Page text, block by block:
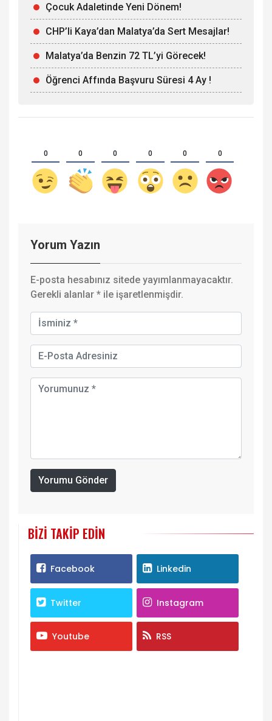
Çocuk Adaletinde Yeni Dönem!
CHP’li Kaya’dan Malatya’da Sert Mesajlar!
Malatya’da Benzin 72 TL’yi Görecek!
Öğrenci Affında Başvuru Süresi 4 Ay !
0 0 0 0 0 0
Yorum Yazın
E-posta hesabınız sitede yayımlanmayacaktır.
Gerekli alanlar * ile işaretlenmişdir.
Yorumu Gönder
BIZI TAKIP EDIN
Facebook Linkedin
Twitter Instagram
Youtube RSS